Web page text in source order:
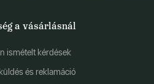
a vásárlásnál
ismételt kérdések
és reklamáció